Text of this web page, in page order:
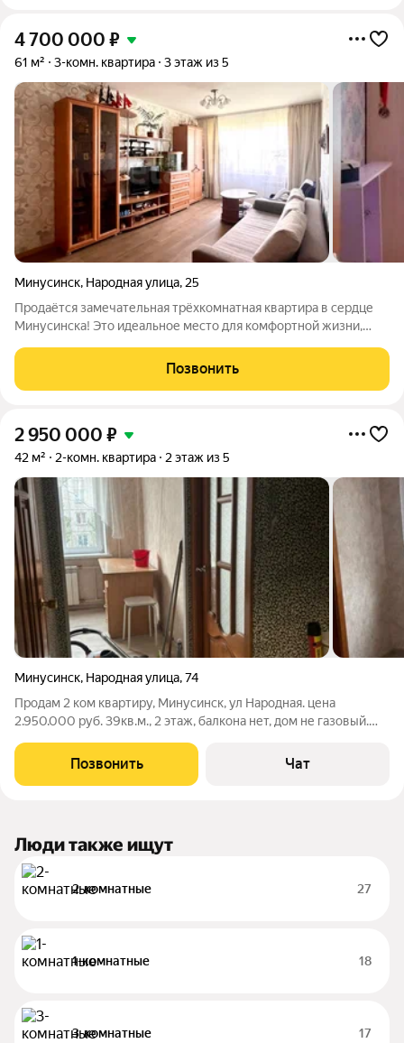
4 700 000 ₽
61 м² 3-комн. квартира 3 этаж из 5
Минусинск, Народная улица, 25
Продаётся замечательная трёхкомнатная квартира в сердце
Минусинска! Это идеальное место для комфортной жизни,
просторными комнатами, а её отличная планировка позволяет
легко организовать
Позвонить
2 950 000 ₽
42 м² 2-комн. квартира 2 этаж из 5
Минусинск, Народная улица,74
Продам 2 ком квартиру, Минусинск, ул Народная. цена
2.950.000 руб. 39кв.м., 2 этаж, балкона нет, дом не газовый.
Позвонить Чат
Люди также ищут
2-комнатные 27
1-комнатные 18
3-комнатные 17